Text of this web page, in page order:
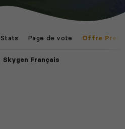
Stats Page de vote Offre
Skygen Français